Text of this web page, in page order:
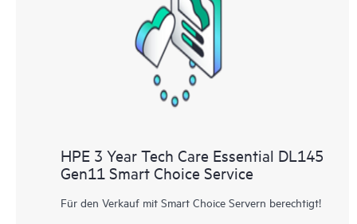
abgedeckt sind. Den Kunden bietet sich eine einfachere
Verwaltung ihrer Assets. Sie sehen auf einen Blick, welche
Produkte in ihrer IT-Umgebung installiert sind und wie sie
interagieren. Mit neuen Self-Service-Tools können Kunden
ohne Supportanfragen stellen zu müssen bestimmte Aktionen
selbst ausführen und ein Portal mit sorgfältig
Service ermöglicht den Zugang zu HPE Ressourcen, die einen
Beitrag für Operational Excellence und Leistungsoptimierung
HPE 3 Year Tech Care Essential DL145
Gen11 Smart Choice Service
Für den Verkauf mit Smart Choice Servern berechtigt!